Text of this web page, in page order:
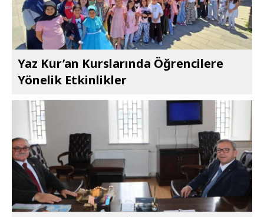
Yaz Kur’an Kurslarında Öğrencilere
Yönelik Etkinlikler